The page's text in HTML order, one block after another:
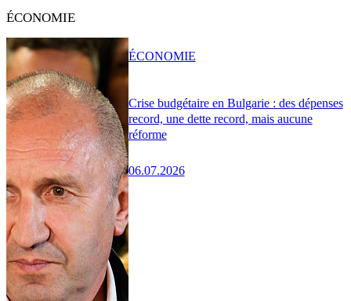
ÉCONOMIE
Crise budgétaire en Bulgarie : des dépenses
record, une dette record, mais aucune
réforme
06.07.2026
ÉCONOMIE